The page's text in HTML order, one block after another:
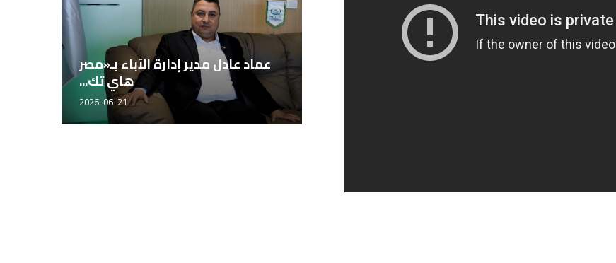
عماد عادل مدير إدارة الآباء بـ«مصر
هاي تك...
2026-06-21
المهندس عوض الحلفاوي، مدير